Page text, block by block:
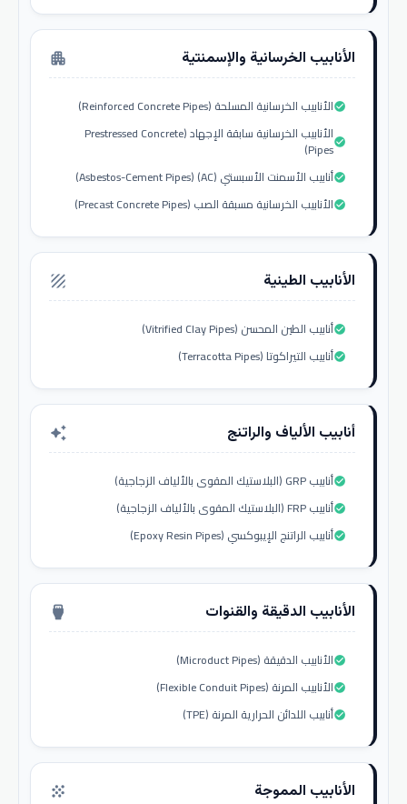
الأنابيب الخرسانية والإسمنتية apartment
الأنابيب الخرسانية المسلحة (Reinforced Concrete Pipes)check_circle
الأنابيب الخرسانية سابقة الإجهاد (Prestressed Concrete
Pipes)check_circle
أنابيب الأسمنت الأسبستي (AC) (Asbestos-Cement Pipes)check_circle
الأنابيب الخرسانية مسبقة الصب (Precast Concrete Pipes)check_circle
الأنابيب الطينية texture
أنابيب الطين المحسن (Vitrified Clay Pipes)check_circle
أنابيب التيراكوتا (Terracotta Pipes)check_circle
أنابيب الألياف والراتنج auto_awesome
أنابيب GRP (البلاستيك المقوى بالألياف الزجاجية)check_circle
أنابيب FRP (البلاستيك المقوى بالألياف الزجاجية)check_circle
أنابيب الراتنج الإيبوكسي (Epoxy Resin Pipes)check_circle
الأنابيب الدقيقة والقنوات settings_input_hdmi
الأنابيب الدقيقة (Microduct Pipes)check_circle
الأنابيب المرنة (Flexible Conduit Pipes)check_circle
أنابيب اللدائن الحرارية المرنة (TPE)check_circle
الأنابيب المموجة grain